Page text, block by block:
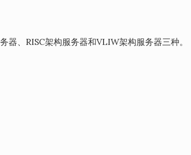
器、RISC架构服务器和VLIW架构服务器三种。